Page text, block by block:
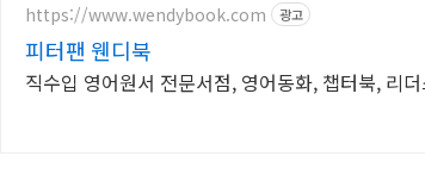
https://www.wendybook.com 광고
피터팬 웬디북
직수입 영어원서 전문서점, 영어동화, 챕터북, 리